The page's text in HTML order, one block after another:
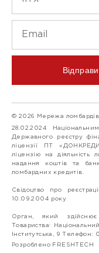
© 2026 Мережа
28.02.2024
Державного реєстру
ліцензії ПТ
ліцензію на
надання коштів та
ломбардних кредитів.
Свідоцтво про
10.09.2004 року
Орган, який здійснює
Товариства:
Інститутська, 9
Розроблено FRESHTECH